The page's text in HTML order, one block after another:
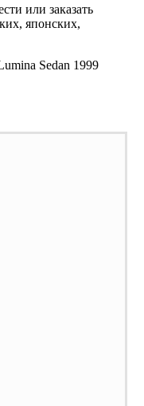
или заказать
японских,
Sedan 1999